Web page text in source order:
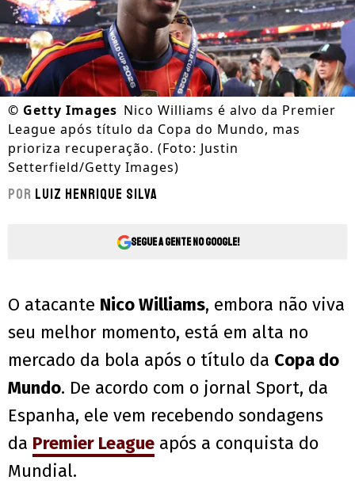
© Getty Images Nico Williams é alvo da Premier
League após título da Copa do Mundo, mas
prioriza recuperação. (Foto: Justin
Setterfield/Getty Images)
Por Luiz Henrique Silva
Segue a gente no Google!
O atacante Nico Williams, embora não viva
seu melhor momento, está em alta no
mercado da bola após o título da Copa do
Mundo. De acordo com o jornal Sport, da
Espanha, ele vem recebendo sondagens
da Premier League após a conquista do
Mundial.